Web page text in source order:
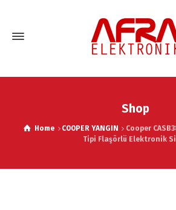
Shop
Home COOPER YANGIN
Cooper
Tipi Flaşörlü Elektronik